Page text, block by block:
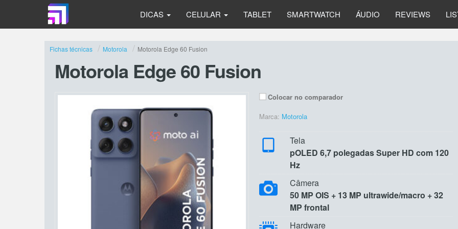
DICAS CELULAR TABLET SMARTWATCH ÁUDIO REVIEWS
Fichas técnicas Motorola Motorola Edge 60 Fusion
Motorola Edge 60 Fusion
Colocar no comparador
Marca: Motorola
Tela
pOLED 6,7 polegadas Super HD com 120
Hz
Câmera
50 MP OIS + 13 MP ultrawide/macro + 32
MP frontal
Hardware